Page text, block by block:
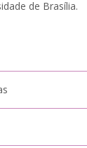
de Brasília.